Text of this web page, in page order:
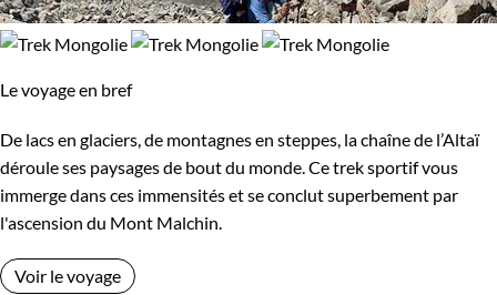
Le voyage en bref
De lacs en glaciers, de montagnes en steppes, la chaîne de l’Altaï
déroule ses paysages de bout du monde. Ce trek sportif vous
immerge dans ces immensités et se conclut superbement par
l'ascension du Mont Malchin.
Voir le voyage